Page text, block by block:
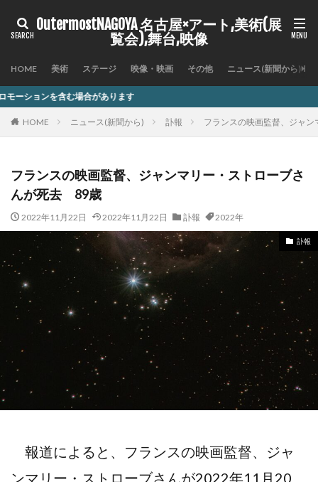
OutermostNAGOYA 名古屋×アート,美術(展
覧会),舞台,映像
HOME 美術 ステージ 映像・映画 その他 ニュース(新聞から)
あります
HOME ニュース(新聞から) 訃報 フランスの映画監督、ジャ
フランスの映画監督、ジャンマリー・ストローブさ
んが死去 89歳
2022年11月22日 2022年11月22日 訃報 2022年
訃報
報道によると、フランスの映画監督、ジャ
ンマリー・ストローブさんが2022年11月20